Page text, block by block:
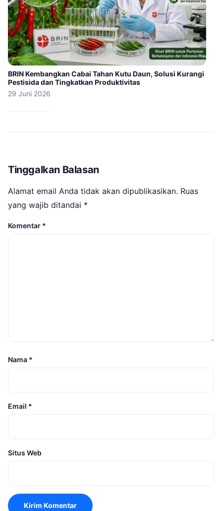
BRIN Kembangkan Cabai Tahan Kutu Daun, Solusi Kurangi
Pestisida dan Tingkatkan Produktivitas
29 Juni 2026
Tinggalkan Balasan
Alamat email Anda tidak akan dipublikasikan. Ruas
yang wajib ditandai *
Komentar *
Nama *
Email *
Situs Web